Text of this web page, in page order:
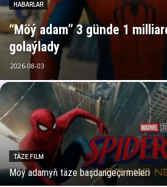
HABARLAR
“Möý adam” 3 günde 1
golaýlady
2026-08-03
TÄZE FILM
Möý adamyň täze başdangeçirmeleri